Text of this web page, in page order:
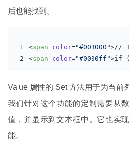
后也能找到。
<span color="#008000">//
<span color="#0000ff">if
Value 属性的 Set 方法用于为当前
我们针对这个功能的定制需要从
值，并显示到文本框中。它也实
能。